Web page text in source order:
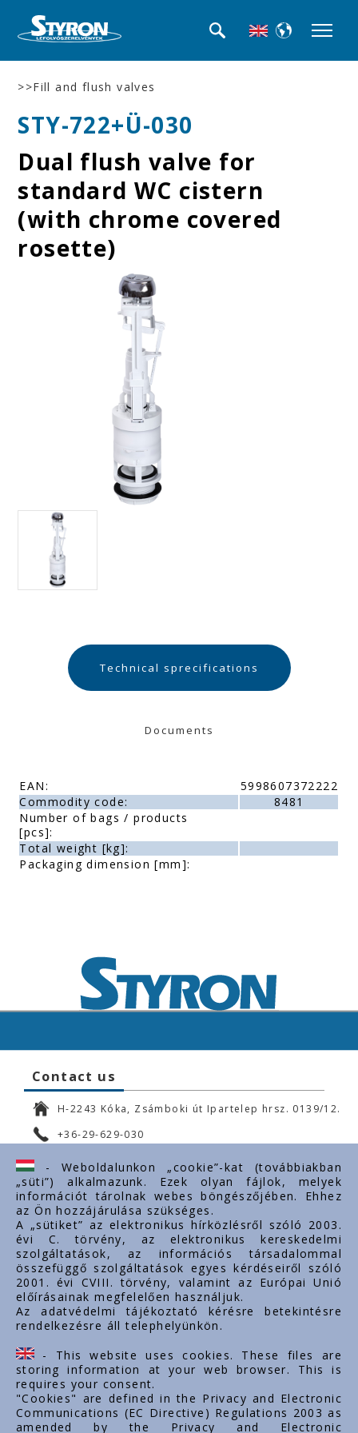
>>Fill and flush valves
STY-722+Ü-030
Dual flush valve for
standard WC cistern
(with chrome covered
rosette)
Technical sprecifications
Documents
EAN:
5998607372222
Commodity code:
8481
Number of bags / products
[pcs]:
Total weight [kg]:
Packaging dimension [mm]:
Contact us
H-2243 Kóka, Zsámboki út Ipartelep hrsz. 0139/12.
+36-29-629-030
ertekesites@styron.hu
export@styron.hu
www.styron.hu
Important links
About us
Documents
Contacts
Career
- Weboldalunkon „cookie”-kat (továbbiakban
„süti”) alkalmazunk. Ezek olyan fájlok, melyek
információt tárolnak webes böngészőjében. Ehhez
az Ön hozzájárulása szükséges.
A „sütiket” az elektronikus hírközlésről szóló 2003.
évi C. törvény, az elektronikus kereskedelmi
szolgáltatások, az információs társadalommal
összefüggő szolgáltatások egyes kérdéseiről szóló
2001. évi CVIII. törvény, valamint az Európai Unió
előírásainak megfelelően használjuk.
Az adatvédelmi tájékoztató kérésre betekintésre
rendelkezésre áll telephelyünkön.
- This website uses cookies. These files are
storing information at your web browser. This is
requires your consent.
"Cookies" are defined in the Privacy and Electronic
Communications (EC Directive) Regulations 2003 as
amended by the Privacy and Electronic